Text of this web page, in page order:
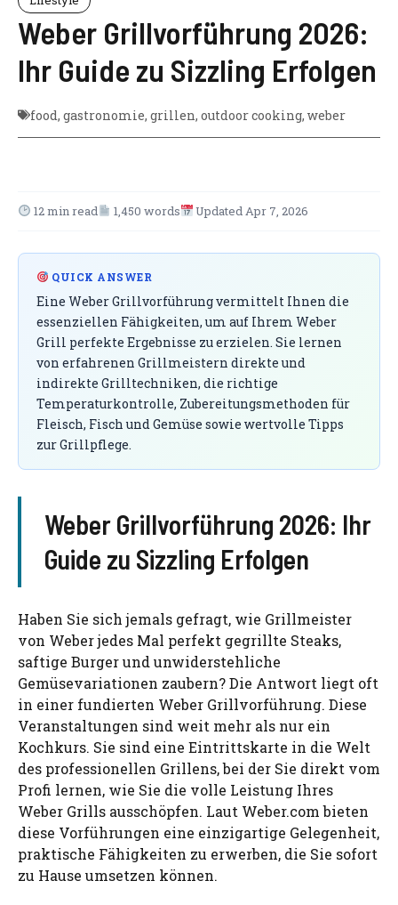
Weber Grillvorführung 2026:
Ihr Guide zu Sizzling Erfolgen
food, gastronomie, grillen, outdoor cooking, weber
12 min read 1,450 words Updated Apr 7, 2026
QUICK ANSWER
Eine Weber Grillvorführung vermittelt Ihnen die
essenziellen Fähigkeiten, um auf Ihrem Weber
Grill perfekte Ergebnisse zu erzielen. Sie lernen
von erfahrenen Grillmeistern direkte und
indirekte Grilltechniken, die richtige
Temperaturkontrolle, Zubereitungsmethoden für
Fleisch, Fisch und Gemüse sowie wertvolle Tipps
zur Grillpflege.
Weber Grillvorführung 2026: Ihr
Guide zu Sizzling Erfolgen
Haben Sie sich jemals gefragt, wie Grillmeister
von Weber jedes Mal perfekt gegrillte Steaks,
saftige Burger und unwiderstehliche
Gemüsevariationen zaubern? Die Antwort liegt oft
in einer fundierten Weber Grillvorführung. Diese
Veranstaltungen sind weit mehr als nur ein
Kochkurs. Sie sind eine Eintrittskarte in die Welt
des professionellen Grillens, bei der Sie direkt vom
Profi lernen, wie Sie die volle Leistung Ihres
Weber Grills ausschöpfen. Laut Weber.com bieten
diese Vorführungen eine einzigartige Gelegenheit,
praktische Fähigkeiten zu erwerben, die Sie sofort
zu Hause umsetzen können.